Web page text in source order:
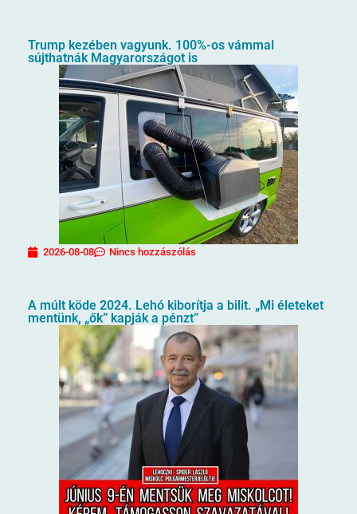
Trump kezében vagyunk. 100%-os vámmal
sújthatnák Magyarországot is
2026-08-08 Nincs hozzászólás
A múlt köde 2024. Lehó kiborítja a bilit. „Mi életeket
mentünk, „ők” kapják a pénzt”